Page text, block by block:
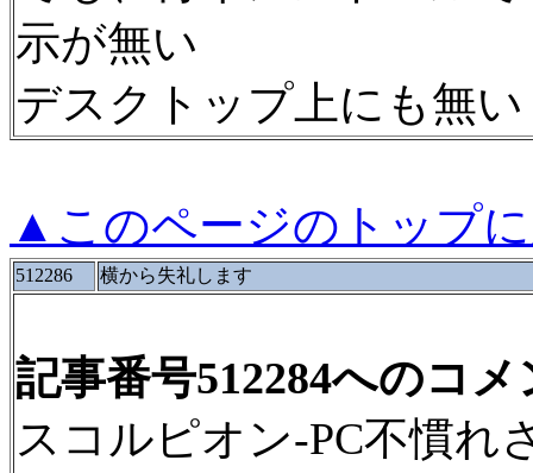
示が無い
デスクトップ上にも無
▲このページのトップ
512286 横から失礼します
記事番号512284へのコメ
スコルピオン-PC不慣れ